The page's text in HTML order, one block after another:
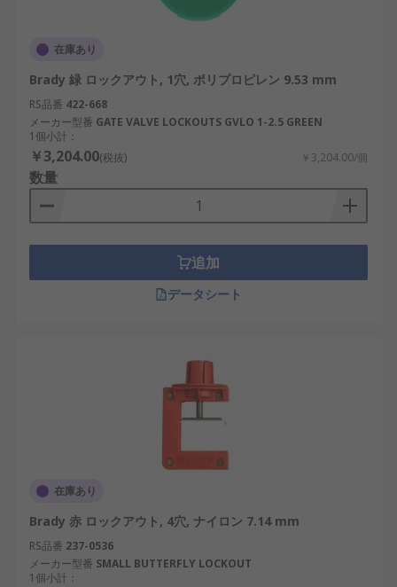
在庫あり
Brady 緑 ロックアウト, 1穴, ポリプロピレン 9.53 mm
RS品番 422-668
メーカー型番 GATE VALVE LOCKOUTS GVLO 1-2.5 GREEN
1個小計：
￥3,204.00(税抜) ￥3,204.00/個
数量
追加
データシート
在庫あり
Brady 赤 ロックアウト, 4穴, ナイロン 7.14 mm
RS品番 237-0536
メーカー型番 SMALL BUTTERFLY LOCKOUT
1個小計：